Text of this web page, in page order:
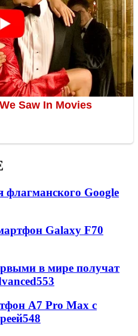
флагманского Google
Galaxy F70
в мире получат
553
A7 Pro Max с
548